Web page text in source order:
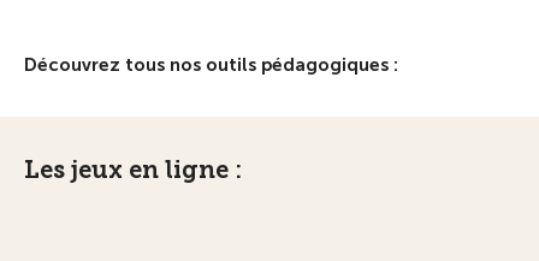
Découvrez tous nos outils pédagogiques :
Les jeux en ligne :